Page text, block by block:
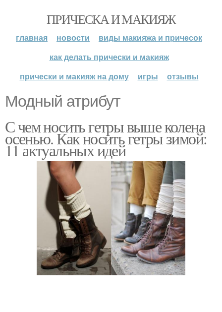
ПРИЧЕСКА И МАКИЯЖ
главная новости
виды макияжа и причесок
как делать прически и макияж
прически и макияж на дому
игры отзывы
Модный атрибут
С чем носить гетры выше колена
осенью. Как носить гетры зимой:
11 актуальных идей